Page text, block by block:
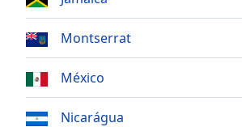
close
window.
Montserrat
México
Nicarágua